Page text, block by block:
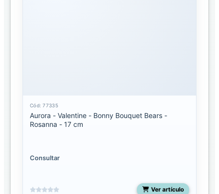
Cód: 77335
Aurora - Valentine - Bonny Bouquet Bears -
Rosanna - 17 cm
Consultar
Ver artículo